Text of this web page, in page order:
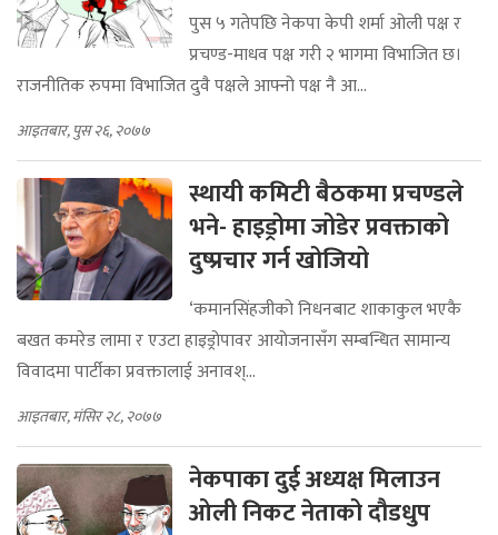
पुस ५ गतेपछि नेकपा केपी शर्मा ओली पक्ष र
प्रचण्ड-माधव पक्ष गरी २ भागमा विभाजित छ।
राजनीतिक रुपमा विभाजित दुवै पक्षले आफ्नो पक्ष नै आ...
आइतबार, पुस २६, २०७७
स्थायी कमिटी बैठकमा प्रचण्डले
भने- हाइड्रोमा जोडेर प्रवक्ताको
दुष्प्रचार गर्न खोजियो
‘कमानसिंहजीको निधनबाट शाकाकुल भएकै
बखत कमरेड लामा र एउटा हाइड्रोपावर आयोजनासँग सम्बन्धित सामान्य
विवादमा पार्टीका प्रवक्तालाई अनावश्...
आइतबार, मंसिर २८, २०७७
नेकपाका दुई अध्यक्ष मिलाउन
ओली निकट नेताको दौडधुप